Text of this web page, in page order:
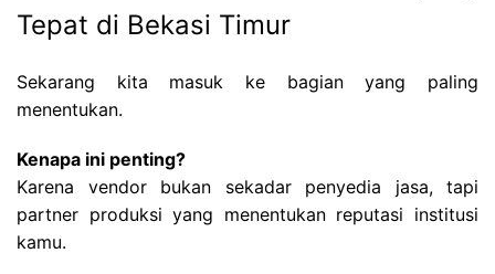
Tepat di Bekasi Timur
Sekarang kita masuk ke bagian yang paling
menentukan.
Kenapa ini penting?
Karena vendor bukan sekadar penyedia jasa, tapi
partner produksi yang menentukan reputasi institusi
kamu.